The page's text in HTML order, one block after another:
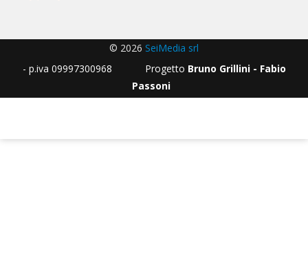
© 2026 SeiMedia srl
- p.iva 09997300968 Progetto Bruno Grillini - Fabio
Passoni